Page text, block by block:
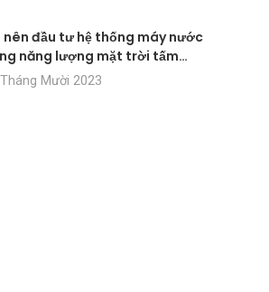
nên đầu tư hệ thống máy nước
năng lượng mặt trời tấm
Mười 2023